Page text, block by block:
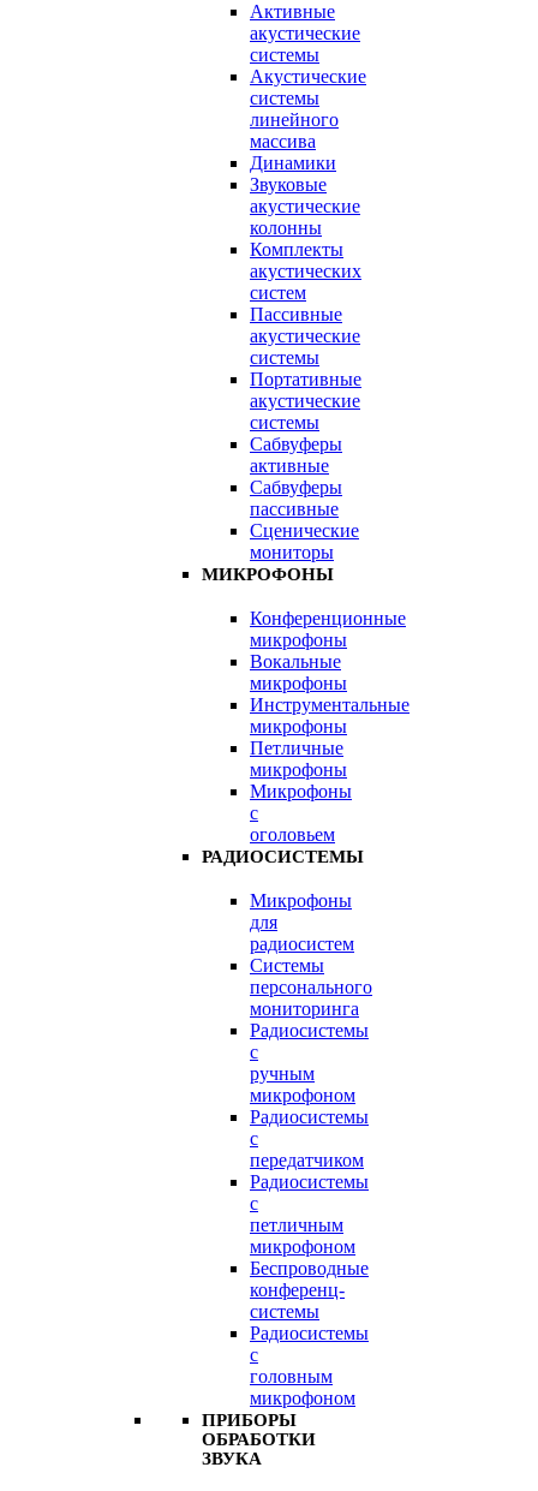
Активные
акустические
системы
Акустические
системы
линейного
массива
Динамики
Звуковые
акустические
колонны
Комплекты
акустических
систем
Пассивные
акустические
системы
Портативные
акустические
системы
Сабвуферы
активные
Сабвуферы
пассивные
Сценические
мониторы
МИКРОФОНЫ
Конференционные
микрофоны
Вокальные
микрофоны
Инструментальные
микрофоны
Петличные
микрофоны
Микрофоны
с
оголовьем
РАДИОСИСТЕМЫ
Микрофоны
для
радиосистем
Системы
персонального
мониторинга
Радиосистемы
c
ручным
микрофоном
Радиосистемы
с
передатчиком
Радиосистемы
с
петличным
микрофоном
Беспроводные
конференц-
системы
Радиосистемы
с
головным
микрофоном
ПРИБОРЫ
ОБРАБОТКИ
ЗВУКА